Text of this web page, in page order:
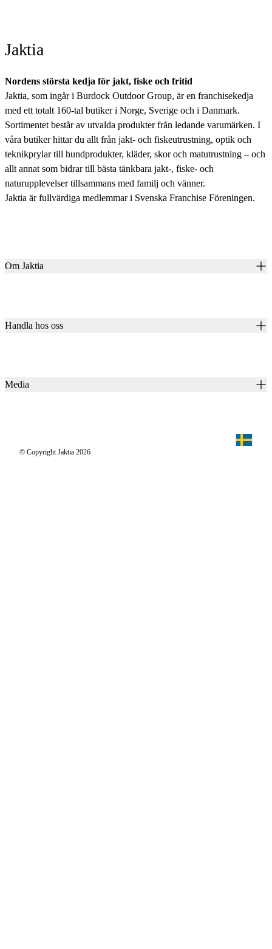
Jaktia
Nordens största kedja för jakt, fiske och fritid
Jaktia, som ingår i Burdock Outdoor Group, är en franchisekedja
med ett totalt 160-tal butiker i Norge, Sverige och i Danmark.
Sortimentet består av utvalda produkter från ledande varumärken. I
våra butiker hittar du allt från jakt- och fiskeutrustning, optik och
teknikprylar till hundprodukter, kläder, skor och matutrustning – och
allt annat som bidrar till bästa tänkbara jakt-, fiske- och
naturupplevelser tillsammans med familj och vänner.
Jaktia är fullvärdiga medlemmar i Svenska Franchise Föreningen.
Om Jaktia
Karriär
Jaktia Brand Guidelines
Handla hos oss
Köpvillkor för företagskunder
Media
Jägaren© Copyright Jaktia 2026